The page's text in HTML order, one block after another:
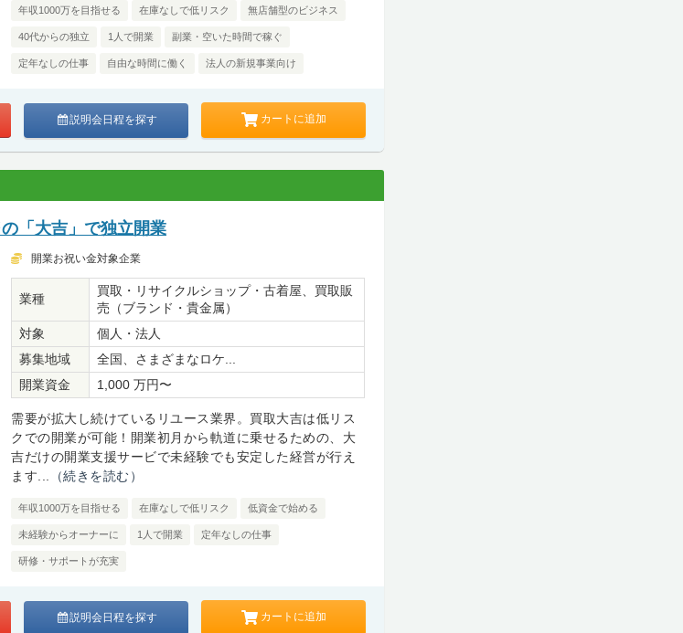
年収1000万を目指せる 在庫なしで低リスク 無店舗型のビジネス
40代からの独立 1人で開業 副業・空いた時間で稼ぐ
定年なしの仕事 自由な時間に働く 法人の新規事業向け
説明会日程を探す カートに追加
「大吉」で独立開業
開業お祝い金対象企業
業種
買取・リサイクルショップ・古着屋、買取販
売（ブランド・貴金属）
対象
個人・法人
募集地域
全国、さまざまなロケ...
開業資金
1,000 万円〜
需要が拡大し続けているリユース業界。買取大吉は低リス
クでの開業が可能！開業初月から軌道に乗せるための、大
吉だけの開業支援サービで未経験でも安定した経営が行え
ます...
（続きを読む）
年収1000万を目指せる 在庫なしで低リスク 低資金で始める
未経験からオーナーに 1人で開業 定年なしの仕事
研修・サポートが充実
説明会日程を探す カートに追加